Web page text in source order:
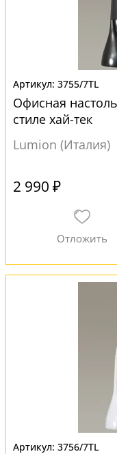
3755/7TL
Офисная
стиле хай-тек
Lumion (Италия)
2 990 ₽
3756/7TL